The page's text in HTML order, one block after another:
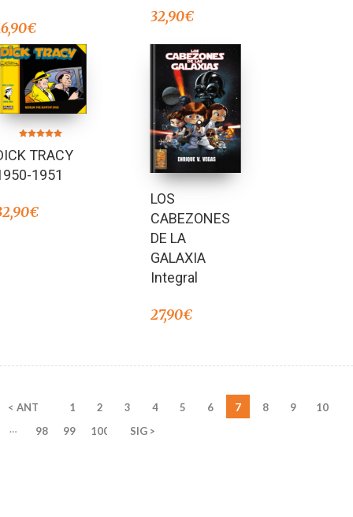
€
32,90€
5.00
de 5 TRACY
1951
€
LOS
CABEZONES
DE LA
GALAXIA
Integral
27,90€
< ANT 1 2 3 4 5 6 7 8 9
10
…
98 99 100 SIG >